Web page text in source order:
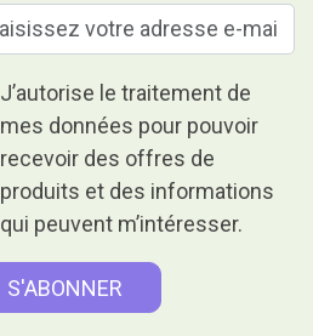
J’autorise le traitement de
mes données pour pouvoir
recevoir des offres de
produits et des informations
qui peuvent m’intéresser.